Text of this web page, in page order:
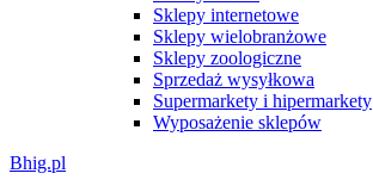
Sklepy internetowe
Sklepy wielobranżowe
Sklepy zoologiczne
Sprzedaż wysyłkowa
Supermarkety i hipermarkety
Wyposażenie sklepów
Bhig.pl